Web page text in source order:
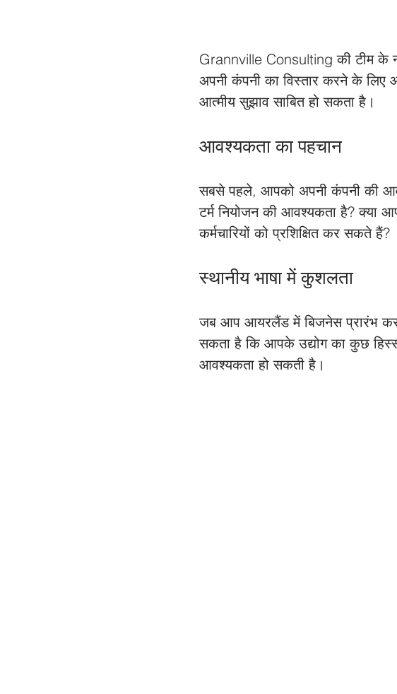
Grannville Consulting की टीम के
अपनी कंपनी का विस्तार करने के
आत्मीय सुझाव साबित हो सकता है।
आवश्यकता का पहचान
सबसे पहले, आपको अपनी कंपनी की
टर्म नियोजन की आवश्यकता है? क्या
कर्मचारियों को प्रशिक्षित कर सकते हैं?
स्थानीय भाषा में कुशलता
जब आप आयरलैंड में बिजनेस प्रारंभ
सकता है कि आपके उद्योग का कुछ
आवश्यकता हो सकती है।